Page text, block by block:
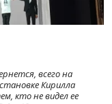
всего на
Кирилла
кто не видел ее